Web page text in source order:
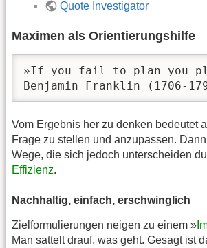
Quote Investigator
Maximen als Orientierungshilfe
»If you fail to plan you
Benjamin Franklin (1706-
Vom Ergebnis her zu denken bedeutet
Frage zu stellen und anzupassen.
Wege, die sich jedoch unterscheiden
Effizienz.
Nachhaltig, einfach, erschwinglich
Zielformulierungen neigen zu einem »
Man sattelt drauf, was geht. Gesagt ist